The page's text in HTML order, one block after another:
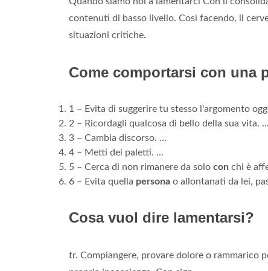
contenuti di basso livello. Così facendo, il
situazioni critiche.
Come comportarsi con una
1 – Evita di suggerire tu stesso l'argomento
2 – Ricordagli qualcosa di bello della sua vita. ...
3 – Cambia discorso. ...
4 – Metti dei paletti. ...
5 – Cerca di non rimanere da solo con chi è
6 – Evita quella persona o allontanati da lei,
Cosa vuol dire lamentarsi?
tr. Compiangere, provare dolore o rammarico